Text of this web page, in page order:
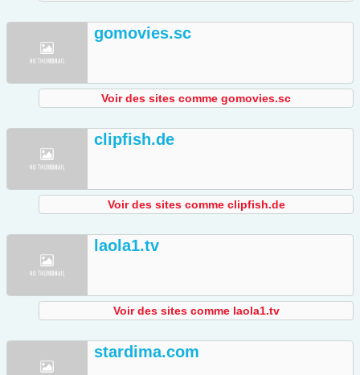
gomovies.sc
Voir des sites comme gomovies.sc
clipfish.de
Voir des sites comme clipfish.de
laola1.tv
Voir des sites comme laola1.tv
stardima.com